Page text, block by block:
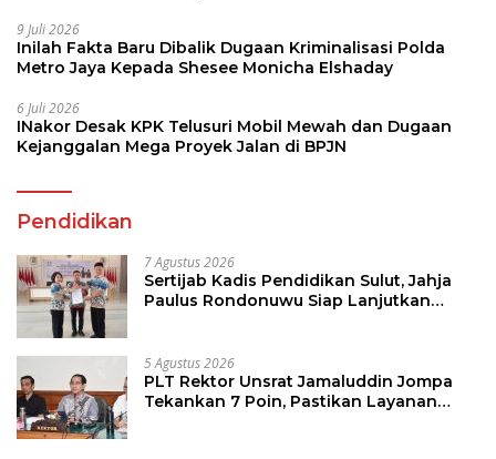
9 Juli 2026
Inilah Fakta Baru Dibalik Dugaan Kriminalisasi Polda
Metro Jaya Kepada Shesee Monicha Elshaday
6 Juli 2026
INakor Desak KPK Telusuri Mobil Mewah dan Dugaan
Kejanggalan Mega Proyek Jalan di BPJN
Pendidikan
7 Agustus 2026
Sertijab Kadis Pendidikan Sulut, Jahja
Paulus Rondonuwu Siap Lanjutkan
5 Agustus 2026
PLT Rektor Unsrat Jamaluddin Jompa
Tekankan 7 Poin, Pastikan Layanan